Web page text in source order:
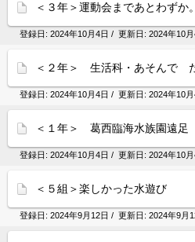
＜３年＞運動会まであとわずか。
登録日: 2024年10月4日 / 更新日: 2024年10月
＜２年＞ 生活科・あそんで
登録日: 2024年10月4日 / 更新日: 2024年10月
＜１年＞ 葛西臨海水族園遠足
登録日: 2024年10月4日 / 更新日: 2024年10月
＜５組＞楽しかった水遊び
登録日: 2024年9月12日 / 更新日: 2024年9月